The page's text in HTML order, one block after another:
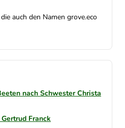
auch den Namen grove.eco
nach Schwester Christa
Franck